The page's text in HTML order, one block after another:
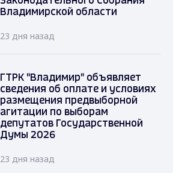
Владимирской области
23 дня назад
ГТРК "Владимир" объявляет
сведения об оплате и условиях
размещения предвыборной
агитации по выборам
депутатов Государственной
Думы 2026
23 дня назад